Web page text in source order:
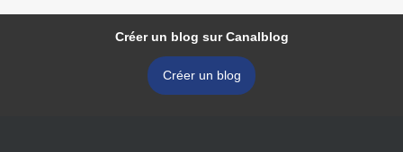
Créer un blog sur Canalblog
Créer un blog